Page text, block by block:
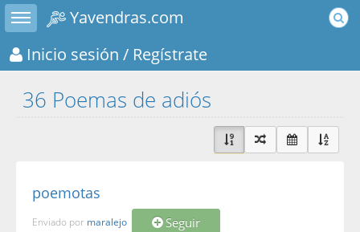
Toggle sidebar
Yavendras.com
Inicio sesión / Regístrate
36 Poemas de adiós
poemotas
Enviado por maralejo Seguir